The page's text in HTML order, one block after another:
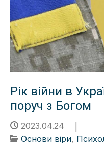
Рік війни в
поруч з Богом
2023.04.24
Основи віри,